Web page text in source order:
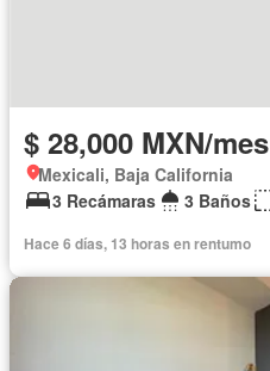
$ 28,000 MXN/mes
Mexicali, Baja California
3 Recámaras
3 Baños
Hace 6 días, 13 horas en rentumo